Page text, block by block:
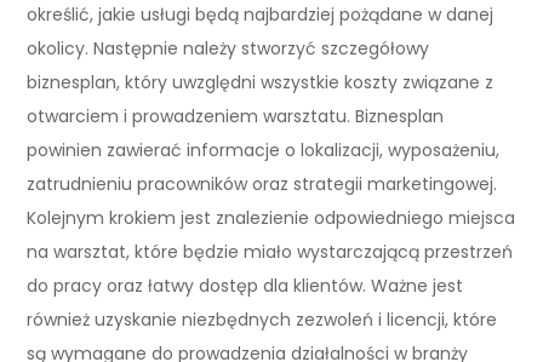
określić, jakie usługi będą najbardziej pożądane w danej
okolicy. Następnie należy stworzyć szczegółowy
biznesplan, który uwzględni wszystkie koszty związane z
otwarciem i prowadzeniem warsztatu. Biznesplan
powinien zawierać informacje o lokalizacji, wyposażeniu,
zatrudnieniu pracowników oraz strategii marketingowej.
Kolejnym krokiem jest znalezienie odpowiedniego miejsca
na warsztat, które będzie miało wystarczającą przestrzeń
do pracy oraz łatwy dostęp dla klientów. Ważne jest
również uzyskanie niezbędnych zezwoleń i licencji, które
są wymagane do prowadzenia działalności w branży